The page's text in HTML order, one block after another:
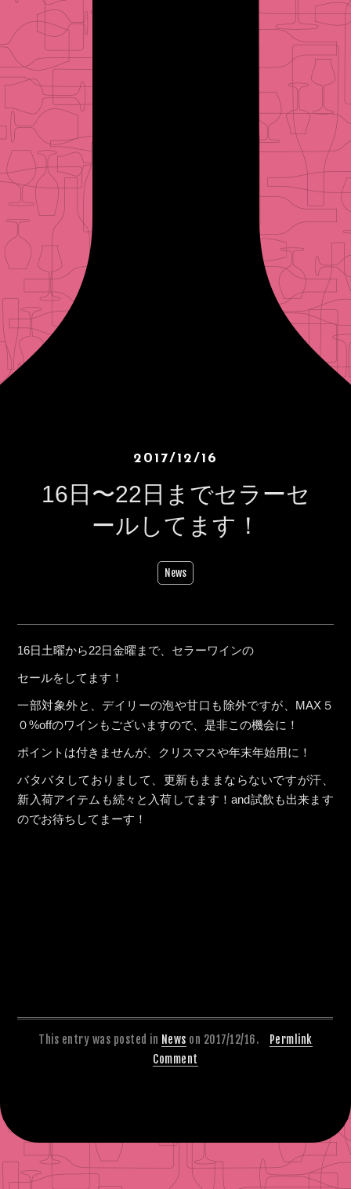
2017/12/16
16日〜22日までセラーセ
ールしてます！
News
16日土曜から22日金曜まで、セラーワインの
セールをしてます！
一部対象外と、デイリーの泡や甘口も除外ですが、MAX５
０%offのワインもございますので、是非この機会に！
ポイントは付きませんが、クリスマスや年末年始用に！
バタバタしておりまして、更新もままならないですが汗、
新入荷アイテムも続々と入荷してます！and試飲も出来ます
のでお待ちしてまーす！
This entry was posted in News on 2017/12/16.
Permlink
Comment